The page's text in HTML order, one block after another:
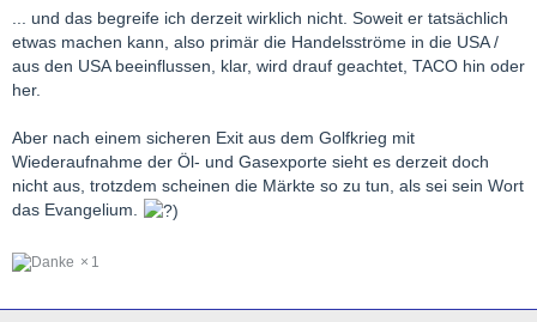
... und das begreife ich derzeit wirklich nicht. Soweit er tatsächlich
etwas machen kann, also primär die Handelsströme in die USA /
aus den USA beeinflussen, klar, wird drauf geachtet, TACO hin oder
her.
Aber nach einem sicheren Exit aus dem Golfkrieg mit
Wiederaufnahme der Öl- und Gasexporte sieht es derzeit doch
nicht aus, trotzdem scheinen die Märkte so zu tun, als sei sein Wort
das Evangelium.
1